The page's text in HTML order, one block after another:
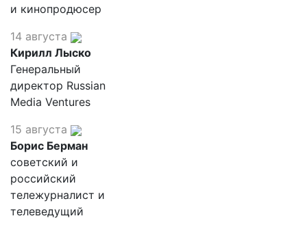
и кинопродюсер
14 августа
Кирилл Лыско
Генеральный
директор Russian
Media Ventures
15 августа
Борис Берман
советский и
российский
тележурналист и
телеведущий